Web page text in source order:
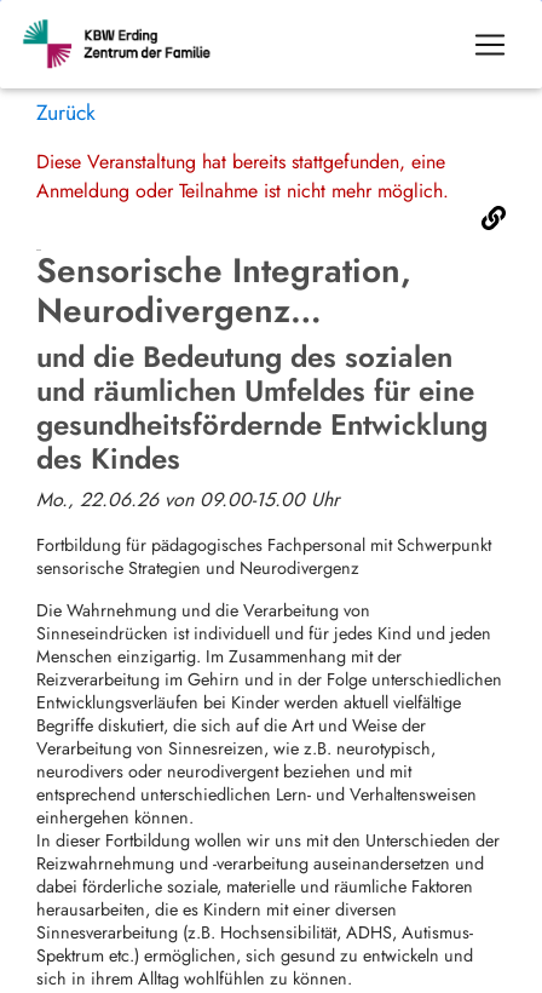
Zurück
Diese Veranstaltung hat bereits stattgefunden, eine
Anmeldung oder Teilnahme ist nicht mehr möglich.
Sensorische Integration,
Neurodivergenz…
und die Bedeutung des sozialen
und räumlichen Umfeldes für eine
gesundheitsfördernde Entwicklung
des Kindes
Mo., 22.06.26 von 09.00-15.00 Uhr
Fortbildung für pädagogisches Fachpersonal mit Schwerpunkt
sensorische Strategien und Neurodivergenz
Die Wahrnehmung und die Verarbeitung von
Sinneseindrücken ist individuell und für jedes Kind und jeden
Menschen einzigartig. Im Zusammenhang mit der
Reizverarbeitung im Gehirn und in der Folge unterschiedlichen
Entwicklungsverläufen bei Kinder werden aktuell vielfältige
Begriffe diskutiert, die sich auf die Art und Weise der
Verarbeitung von Sinnesreizen, wie z.B. neurotypisch,
neurodivers oder neurodivergent beziehen und mit
entsprechend unterschiedlichen Lern- und Verhaltensweisen
einhergehen können.
In dieser Fortbildung wollen wir uns mit den Unterschieden der
Reizwahrnehmung und -verarbeitung auseinandersetzen und
dabei förderliche soziale, materielle und räumliche Faktoren
herausarbeiten, die es Kindern mit einer diversen
Sinnesverarbeitung (z.B. Hochsensibilität, ADHS, Autismus-
Spektrum etc.) ermöglichen, sich gesund zu entwickeln und
sich in ihrem Alltag wohlfühlen zu können.